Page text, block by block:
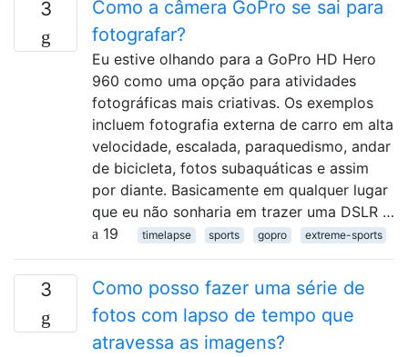
3
Como a câmera GoPro se sai para
fotografar?
Eu estive olhando para a GoPro HD Hero
960 como uma opção para atividades
fotográficas mais criativas. Os exemplos
incluem fotografia externa de carro em alta
velocidade, escalada, paraquedismo, andar
de bicicleta, fotos subaquáticas e assim
por diante. Basicamente em qualquer lugar
que eu não sonharia em trazer uma DSLR …
19
timelapse sports gopro extreme-sports
3
Como posso fazer uma série de
fotos com lapso de tempo que
atravessa as imagens?